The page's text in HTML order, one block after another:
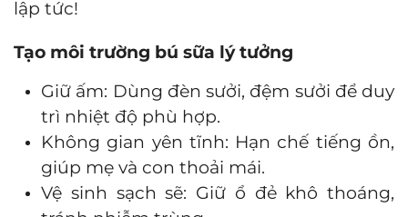
lập tức!
Tạo môi trường bú sữa lý tưởng
Giữ ấm: Dùng đèn sưởi, đệm sưởi để duy
trì nhiệt độ phù hợp.
Không gian yên tĩnh: Hạn chế tiếng ồn,
giúp mẹ và con thoải mái.
Vệ sinh sạch sẽ: Giữ ổ đẻ khô thoáng,